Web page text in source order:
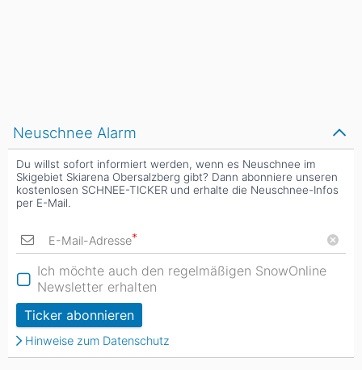
Neuschnee Alarm
Du willst sofort informiert werden, wenn es Neuschnee im
Skigebiet Skiarena Obersalzberg gibt? Dann abonniere unseren
kostenlosen SCHNEE-TICKER und erhalte die Neuschnee-Infos
per E-Mail.
E-Mail-Adresse*
Ich möchte auch den regelmäßigen SnowOnline
Newsletter erhalten
Ticker abonnieren
Hinweise zum Datenschutz